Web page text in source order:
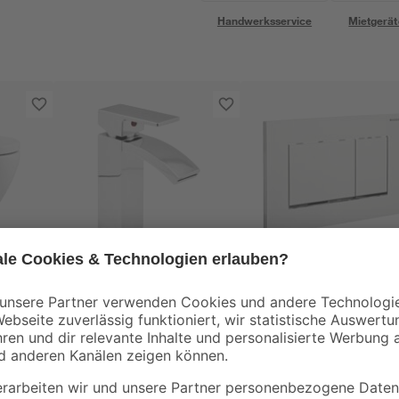
Handwerksservice
Waschtischarmatur
'Cascata'
chromfarben
79,99
Betätigungsplatte
Spülkästen